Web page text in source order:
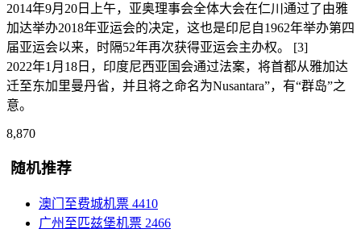
2014年9月20日上午，亚奥理事会全体大会在仁川通过了由雅
加达举办2018年亚运会的决定，这也是印尼自1962年举办第四
届亚运会以来，时隔52年再次获得亚运会主办权。 [3]
2022年1月18日，印度尼西亚国会通过法案，将首都从雅加达
迁至东加里曼丹省，并且将之命名为Nusantara”，有“群岛”之
意。
8,870
随机推荐
澳门至费城机票 4410
广州至匹兹堡机票 2466